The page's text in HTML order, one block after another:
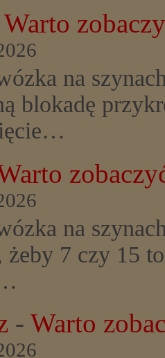
Warto
na
blokadę
na
żeby 7 czy 15
- Warto